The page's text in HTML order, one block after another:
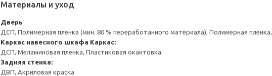
Материалы и уход
Дверь
ДСП, Полимерная пленка (мин. 80 % переработанного материала), Полимерная
Каркас навесного шкафа Каркас:
ДСП, Меламиновая пленка, Пластиковая окантовка
Задняя стенка:
ДВП, Акриловая краска